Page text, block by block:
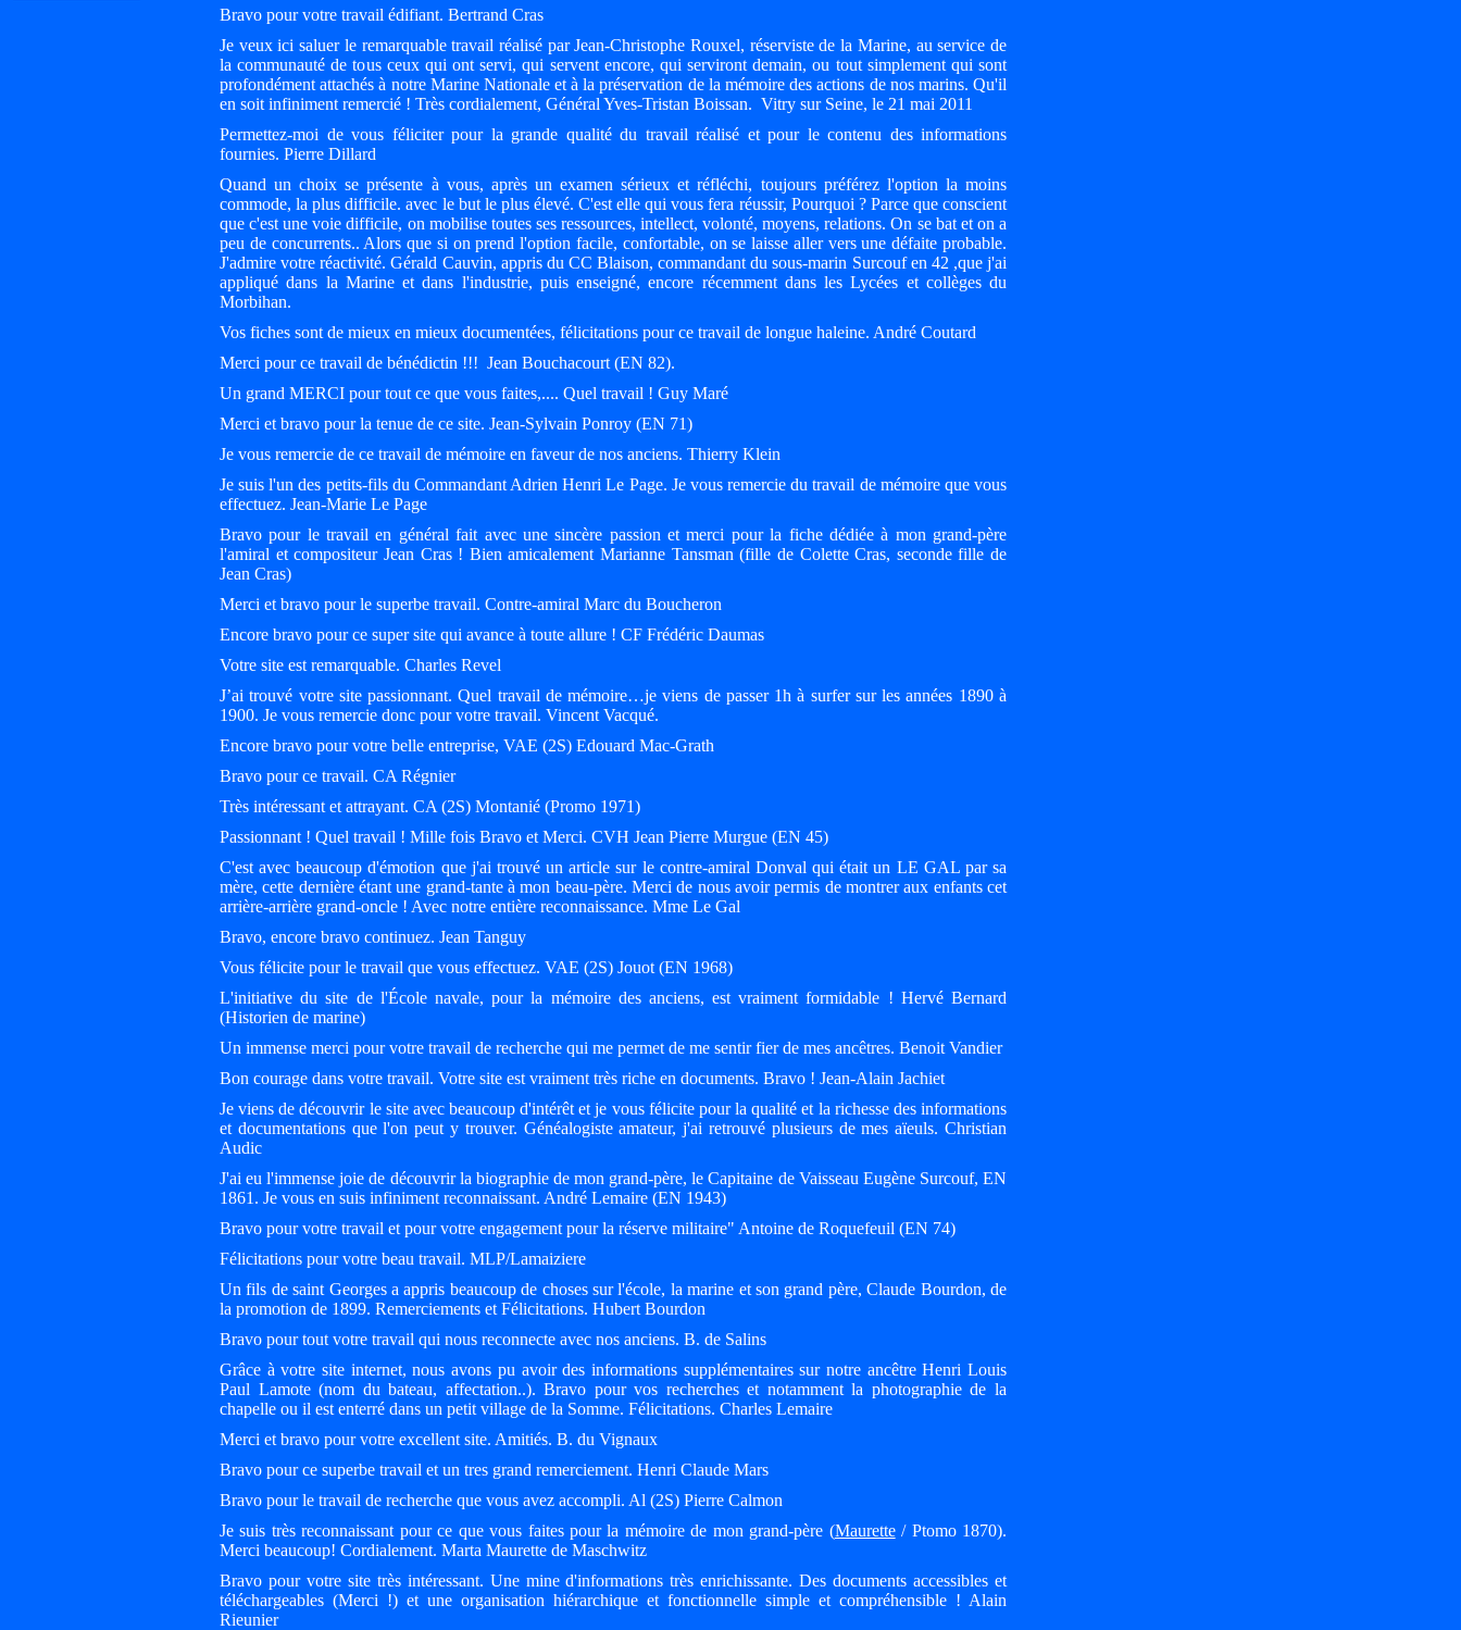
Bravo pour votre travail édifiant. Bertrand Cras
Je veux ici saluer le remarquable travail réalisé par Jean-Christophe Rouxel, réserviste de la Marine, au service de
la communauté de tous ceux qui ont servi, qui servent encore, qui serviront demain, ou tout simplement qui sont
profondément attachés à notre Marine Nationale et à la préservation de la mémoire des actions de nos marins. Qu'il
en soit infiniment remercié ! Très cordialement, Général Yves-Tristan Boissan. Vitry sur Seine, le 21 mai 2011
Permettez-moi de vous féliciter pour la grande qualité du travail réalisé et pour le contenu des informations
fournies. Pierre Dillard
Quand un choix se présente à vous, après un examen sérieux et réfléchi, toujours préférez l'option la moins
commode, la plus difficile. avec le but le plus élevé. C'est elle qui vous fera réussir, Pourquoi ? Parce que conscient
que c'est une voie difficile, on mobilise toutes ses ressources, intellect, volonté, moyens, relations. On se bat et on a
peu de concurrents.. Alors que si on prend l'option facile, confortable, on se laisse aller vers une défaite probable.
J'admire votre réactivité. Gérald Cauvin, appris du CC Blaison, commandant du sous-marin Surcouf en 42 ,que j'ai
appliqué dans la Marine et dans l'industrie, puis enseigné, encore récemment dans les Lycées et collèges du
Morbihan.
Vos fiches sont de mieux en mieux documentées, félicitations pour ce travail de longue haleine. André Coutard
Merci pour ce travail de bénédictin !!! Jean Bouchacourt (EN 82).
Un grand MERCI pour tout ce que vous faites,.... Quel travail ! Guy Maré
Merci et bravo pour la tenue de ce site. Jean-Sylvain Ponroy (EN 71)
Je vous remercie de ce travail de mémoire en faveur de nos anciens. Thierry Klein
Je suis l'un des petits-fils du Commandant Adrien Henri Le Page. Je vous remercie du travail de mémoire que vous
effectuez. Jean-Marie Le Page
Bravo pour le travail en général fait avec une sincère passion et merci pour la fiche dédiée à mon grand-père
l'amiral et compositeur Jean Cras ! Bien amicalement Marianne Tansman (fille de Colette Cras, seconde fille de
Jean Cras)
Merci et bravo pour le superbe travail. Contre-amiral Marc du Boucheron
Encore bravo pour ce super site qui avance à toute allure ! CF Frédéric Daumas
Votre site est remarquable. Charles Revel
J’ai trouvé votre site passionnant. Quel travail de mémoire…je viens de passer 1h à surfer sur les années 1890 à
1900. Je vous remercie donc pour votre travail. Vincent Vacqué.
Encore bravo pour votre belle entreprise, VAE (2S) Edouard Mac-Grath
Bravo pour ce travail. CA Régnier
Très intéressant et attrayant. CA (2S) Montanié (Promo 1971)
Passionnant ! Quel travail ! Mille fois Bravo et Merci. CVH Jean Pierre Murgue (EN 45)
C'est avec beaucoup d'émotion que j'ai trouvé un article sur le contre-amiral Donval qui était un LE GAL par sa
mère, cette dernière étant une grand-tante à mon beau-père. Merci de nous avoir permis de montrer aux enfants cet
arrière-arrière grand-oncle ! Avec notre entière reconnaissance. Mme Le Gal
Bravo, encore bravo continuez. Jean Tanguy
Vous félicite pour le travail que vous effectuez. VAE (2S) Jouot (EN 1968)
L'initiative du site de l'École navale, pour la mémoire des anciens, est vraiment formidable ! Hervé Bernard
(Historien de marine)
Un immense merci pour votre travail de recherche qui me permet de me sentir fier de mes ancêtres. Benoit Vandier
Bon courage dans votre travail. Votre site est vraiment très riche en documents. Bravo ! Jean-Alain Jachiet
Je viens de découvrir le site avec beaucoup d'intérêt et je vous félicite pour la qualité et la richesse des informations
et documentations que l'on peut y trouver. Généalogiste amateur, j'ai retrouvé plusieurs de mes aïeuls. Christian
Audic
J'ai eu l'immense joie de découvrir la biographie de mon grand-père, le Capitaine de Vaisseau Eugène Surcouf, EN
1861. Je vous en suis infiniment reconnaissant. André Lemaire (EN 1943)
Bravo pour votre travail et pour votre engagement pour la réserve militaire" Antoine de Roquefeuil (EN 74)
Félicitations pour votre beau travail. MLP/Lamaiziere
Un fils de saint Georges a appris beaucoup de choses sur l'école, la marine et son grand père, Claude Bourdon, de
la promotion de 1899. Remerciements et Félicitations. Hubert Bourdon
Bravo pour tout votre travail qui nous reconnecte avec nos anciens. B. de Salins
Grâce à votre site internet, nous avons pu avoir des informations supplémentaires sur notre ancêtre Henri Louis
Paul Lamote (nom du bateau, affectation..). Bravo pour vos recherches et notamment la photographie de la
chapelle ou il est enterré dans un petit village de la Somme. Félicitations. Charles Lemaire
Merci et bravo pour votre excellent site. Amitiés. B. du Vignaux
Bravo pour ce superbe travail et un tres grand remerciement. Henri Claude Mars
Bravo pour le travail de recherche que vous avez accompli. Al (2S) Pierre Calmon
Je suis très reconnaissant pour ce que vous faites pour la mémoire de mon grand-père (Maurette/ Ptomo 1870).
Merci beaucoup! Cordialement. Marta Maurette de Maschwitz
Bravo pour votre site très intéressant. Une mine d'informations très enrichissante. Des documents accessibles et
téléchargeables (Merci !) et une organisation hiérarchique et fonctionnelle simple et compréhensible ! Alain
Rieunier